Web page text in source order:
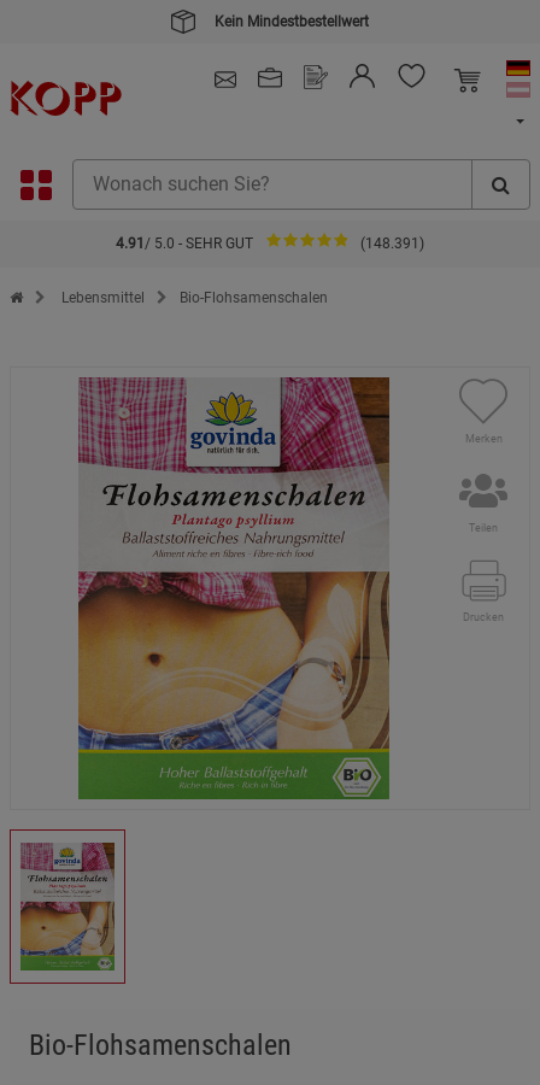
Kein Mindestbestellwert
4.91 / 5.0 - SEHR GUT (148.391)
Zur Startseite des Kopp Verlag Online-Shop
Lebensmittel Bio-Flohsamenschalen
Merken
Teilen
Drucken
Bio-Flohsamenschalen